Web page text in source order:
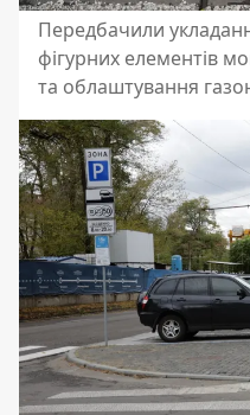
Передбачили
фігурних елементів
та облаштування